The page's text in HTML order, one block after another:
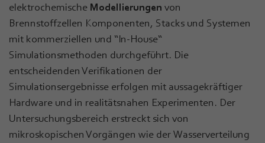
elektrochemische Modellierungen von
Brennstoffzellen Komponenten, Stacks und Systemen
mit kommerziellen und “In-House“
Simulationsmethoden durchgeführt. Die
entscheidenden Verifikationen der
Simulationsergebnisse erfolgen mit aussagekräftiger
Hardware und in realitätsnahen Experimenten. Der
Untersuchungsbereich erstreckt sich von
mikroskopischen Vorgängen wie der Wasserverteilung